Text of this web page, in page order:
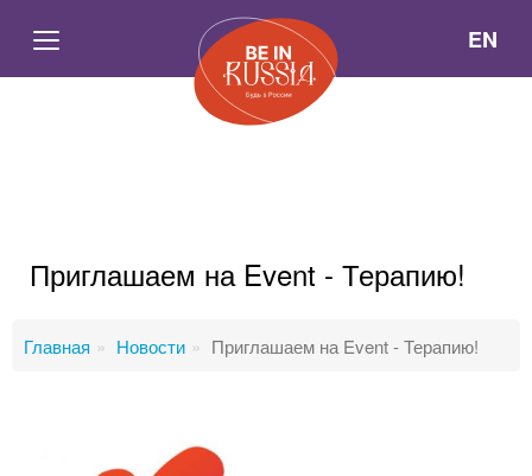
EN
Приглашаем на Event - Терапию!
Главная Новости Приглашаем на Event - Терапию!